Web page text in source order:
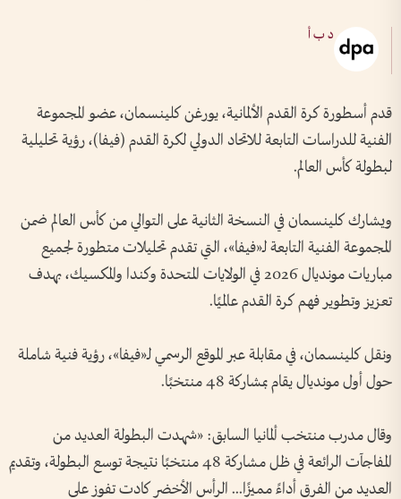
د ب أ
قدم أسطورة كرة القدم الألمانية، يورغن كلينسمان، عضو المجموعة
الفنية للدراسات التابعة للاتحاد الدولي لكرة القدم (فيفا)، رؤية تحليلية
لبطولة كأس العالم.
ويشارك كلينسمان في النسخة الثانية على التوالي من كأس العالم ضمن
المجموعة الفنية التابعة لـ«فيفا»، التي تقدم تحليلات متطورة لجميع
مباريات مونديال 2026 في الولايات المتحدة وكندا والمكسيك، بهدف
تعزيز وتطوير فهم كرة القدم عالميًا.
ونقل كلينسمان، في مقابلة عبر الموقع الرسمي لـ«فيفا»، رؤية فنية شاملة
حول أول مونديال يقام بمشاركة 48 منتخبًا.
وقال مدرب منتخب ألمانيا السابق: «شهدت البطولة العديد من
المفاجآت الرائعة في ظل مشاركة 48 منتخبًا نتيجة توسع البطولة، وتقديم
العديد من الفرق أداءً مميزًا... الرأس الأخضر كادت تفوز على